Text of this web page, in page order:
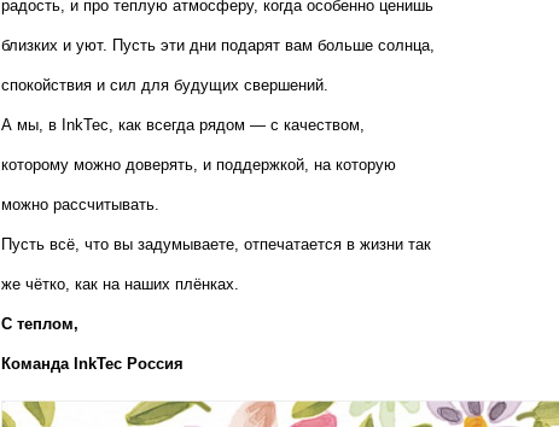
радость, и про теплую атмосферу, когда особенно ценишь
близких и уют. Пусть эти дни подарят вам больше солнца,
спокойствия и сил для будущих свершений.
А мы, в InkTec, как всегда рядом — с качеством,
которому можно доверять, и поддержкой, на которую
можно рассчитывать.
Пусть всё, что вы задумываете, отпечатается в жизни так
же чётко, как на наших плёнках.
С теплом,
Команда InkTec Россия